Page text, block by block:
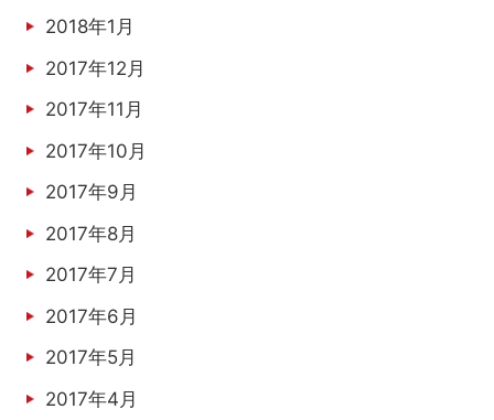
2018年1月
2017年12月
2017年11月
2017年10月
2017年9月
2017年8月
2017年7月
2017年6月
2017年5月
2017年4月